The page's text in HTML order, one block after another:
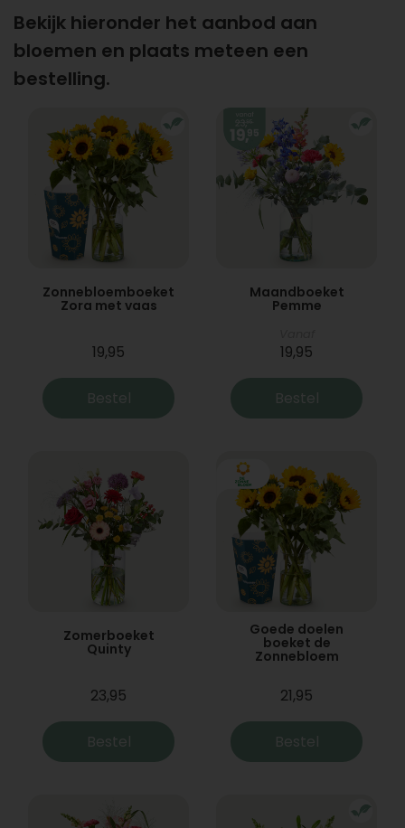
Bekijk hieronder het aanbod aan
bloemen en plaats meteen een
bestelling.
Zonnebloemboeket
Zora met vaas
19,95
Bestel
Maandboeket
Pemme
19,95
Bestel
Zomerboeket
Quinty
23,95
Bestel
Goede doelen
boeket de
Zonnebloem
21,95
Bestel